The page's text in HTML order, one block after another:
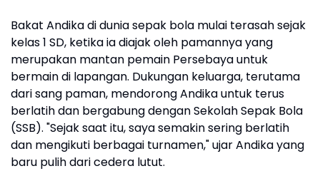
Bakat Andika di dunia sepak bola mulai terasah sejak
kelas 1 SD, ketika ia diajak oleh pamannya yang
merupakan mantan pemain Persebaya untuk
bermain di lapangan. Dukungan keluarga, terutama
dari sang paman, mendorong Andika untuk terus
berlatih dan bergabung dengan Sekolah Sepak Bola
(SSB). "Sejak saat itu, saya semakin sering berlatih
dan mengikuti berbagai turnamen," ujar Andika yang
baru pulih dari cedera lutut.